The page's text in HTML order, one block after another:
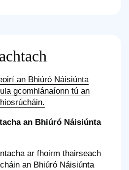
an Bhiúró Náisiúnta
gcomhlánaíonn tú an
an Bhiúró Náisiúnta
ar fhoirm thairseach
an Bhiúró Náisiúnta